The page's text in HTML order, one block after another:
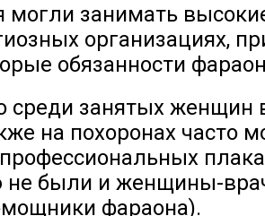
занимать
организациях,
обязанности
среди занятых женщин
на похоронах часто
профессиональных
не были и женщины-
фараона).